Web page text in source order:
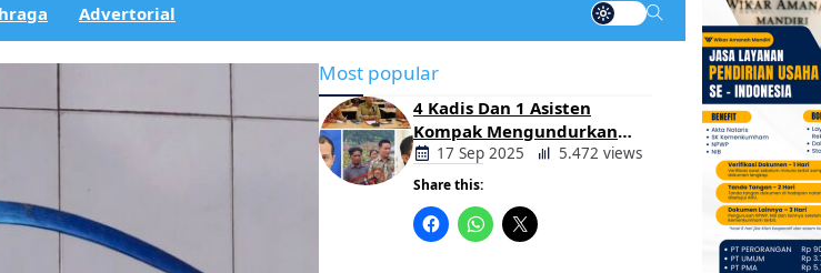
Advertorial
Most popular
4 Kadis Dan 1 Asisten
Kompak Mengundurkan
Diri, Ada Apa Pemerintahan
Oloan
17 Sep 2025 5.472 views
Share this: